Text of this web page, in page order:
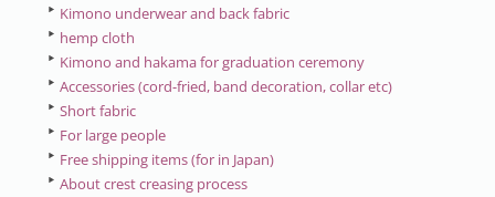
Kimono underwear and back fabric
hemp cloth
Kimono and hakama for graduation ceremony
Accessories (cord-fried, band decoration, collar etc)
Short fabric
For large people
Free shipping items (for in Japan)
About crest creasing process